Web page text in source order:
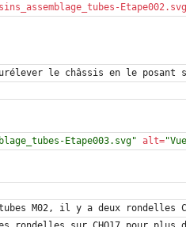
Etape002.svg
Etape003.svg" alt=